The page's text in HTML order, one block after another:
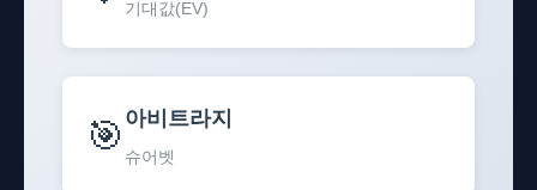
기대값(EV)
🎯 아비트라지
슈어벳